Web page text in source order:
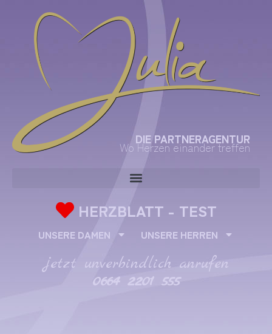
Wo Herzen einander treffen
DIE PARTNERAGENTUR
HERZBLATT - TEST
UNSERE DAMEN UNSERE HERREN
jetzt unverbindlich anrufen
0664 2201 555